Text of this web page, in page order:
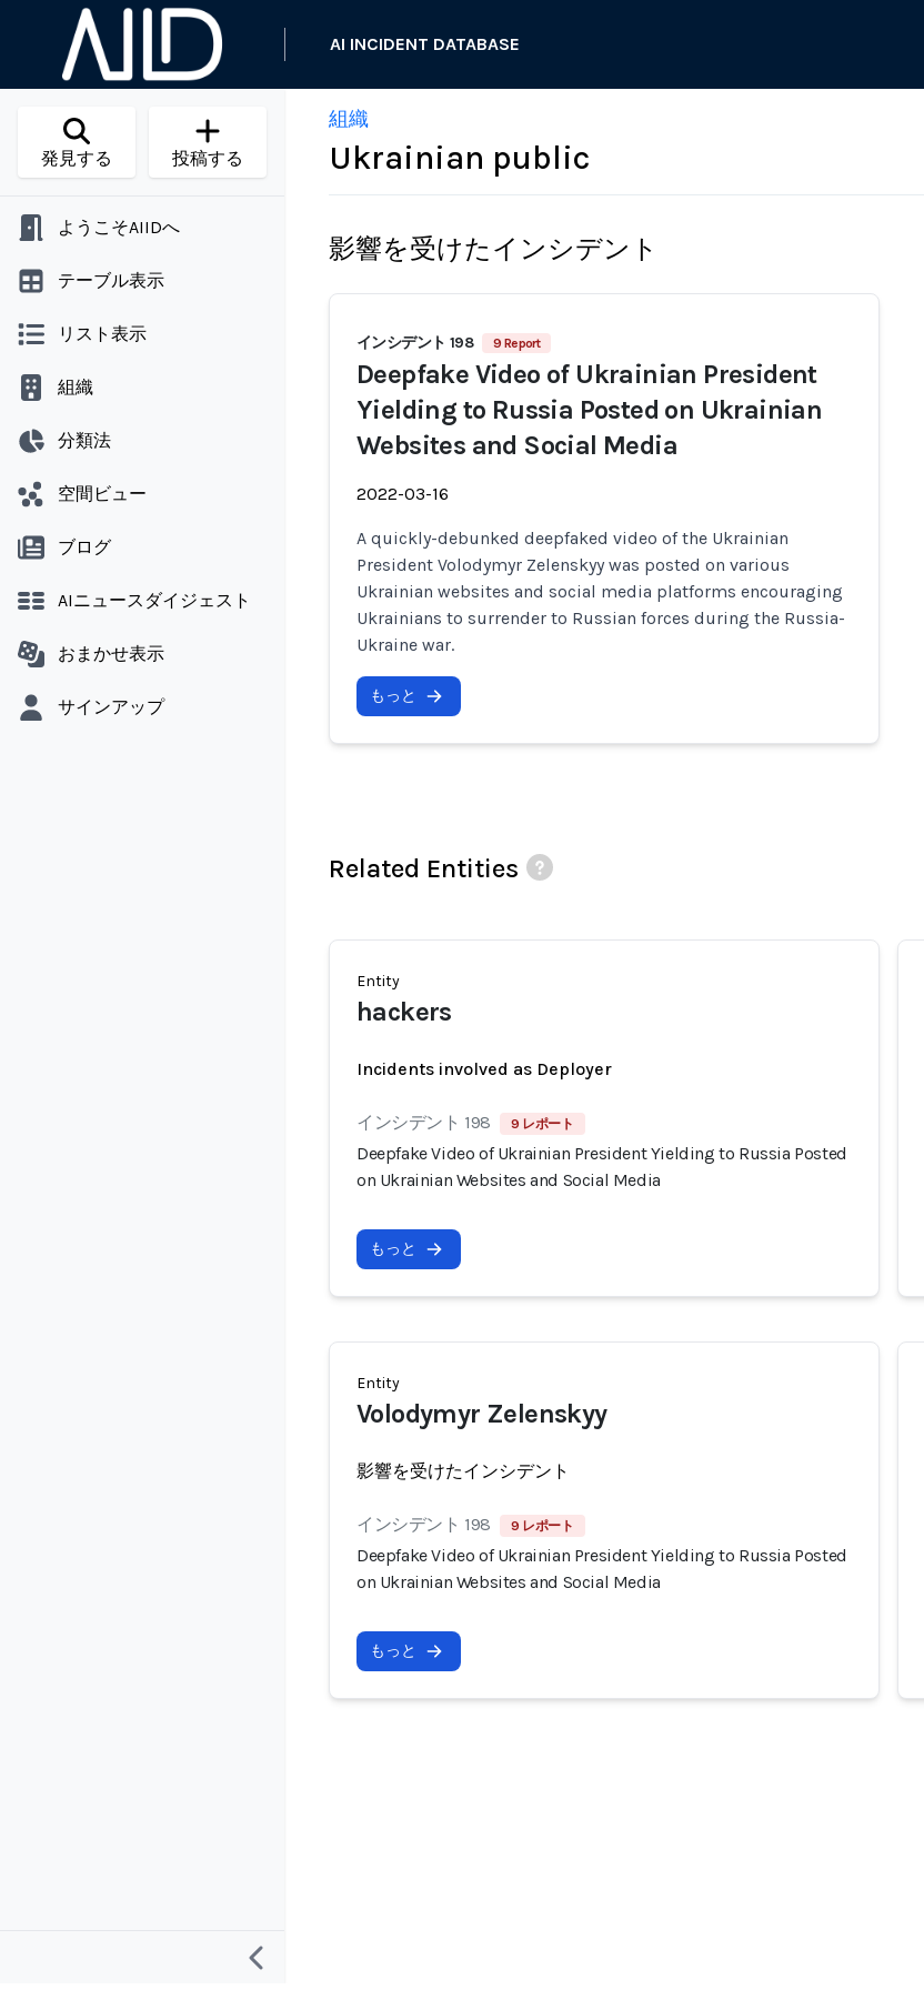
AI INCIDENT DATABASE
発見する 投稿する
ようこそAIIDへ
テーブル表示
リスト表示
組織
分類法
空間ビュー
ブログ
AIニュースダイジェスト
おまかせ表示
サインアップ
組織
Ukrainian public
影響を受けたインシデント
インシデント 198 9 Report
Deepfake Video of Ukrainian President
Yielding to Russia Posted on Ukrainian
Websites and Social Media
2022-03-16
A quickly-debunked deepfaked video of the Ukrainian
President Volodymyr Zelenskyy was posted on various
Ukrainian websites and social media platforms encouraging
Ukrainians to surrender to Russian forces during the Russia-
Ukraine war.
もっと
Related Entities
Entity
hackers
Incidents involved as Deployer
インシデント 198 9 レポート
Deepfake Video of Ukrainian President Yielding to Russia Posted
on Ukrainian Websites and Social Media
もっと
Entity
Volodymyr Zelenskyy
影響を受けたインシデント
インシデント 198 9 レポート
Deepfake Video of Ukrainian President Yielding to Russia Posted
on Ukrainian Websites and Social Media
もっと